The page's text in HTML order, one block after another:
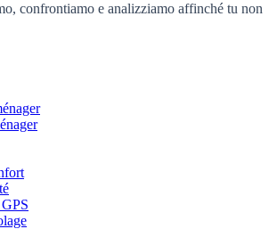
confrontiamo e analizziamo affinché tu non